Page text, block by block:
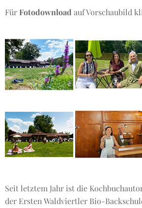
Für Fotodownload auf Vorschaubild
Seit letztem Jahr ist die
der Ersten Waldviertler Bio-